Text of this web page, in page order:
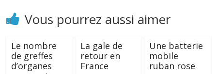
Vous pourrez aussi aimer
Le nombre
de greffes
d’organes
La gale de
retour en
France
Une batterie
mobile
ruban rose